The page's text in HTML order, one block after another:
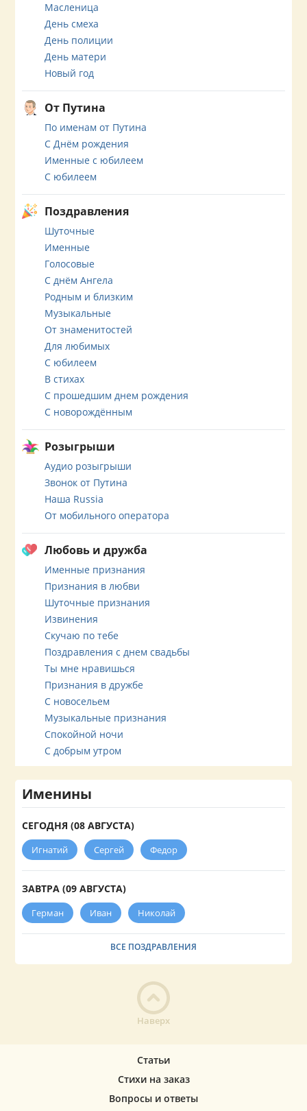
Масленица
День смеха
День полиции
День матери
Новый год
От Путина
По именам от Путина
С Днём рождения
Именные с юбилеем
С юбилеем
Поздравления
Шуточные
Именные
Голосовые
С днём Ангела
Родным и близким
Музыкальные
От знаменитостей
Для любимых
С юбилеем
В стихах
С прошедшим днем рождения
С новорождённым
Розыгрыши
Аудио розыгрыши
Звонок от Путина
Наша Russia
От мобильного оператора
Любовь и дружба
Именные признания
Признания в любви
Шуточные признания
Извинения
Скучаю по тебе
Поздравления с днем свадьбы
Ты мне нравишься
Признания в дружбе
С новосельем
Музыкальные признания
Спокойной ночи
С добрым утром
Именины
СЕГОДНЯ (08 АВГУСТА)
Игнатий Сергей Федор
ЗАВТРА (09 АВГУСТА)
Герман Иван Николай
ВСЕ ПОЗДРАВЛЕНИЯ
Наверх
Статьи
Стихи на заказ
Вопросы и ответы